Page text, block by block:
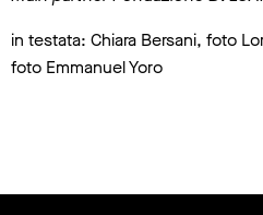
in testata: Chiara Bersani, foto
foto Emmanuel Yoro